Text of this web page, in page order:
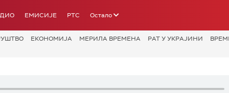
ЕМИСИЈЕ РТС Остало
ЕКОНОМИЈА МЕРИЛА ВРЕМЕНА РАТ У УКРАЈИНИ